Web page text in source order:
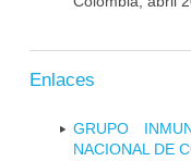
Enlaces
GRUPO
NACIONAL DE